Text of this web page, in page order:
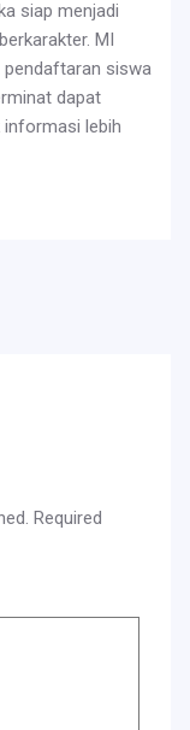
siap menjadi
MI
pendaftaran siswa
dapat
lebih
Required